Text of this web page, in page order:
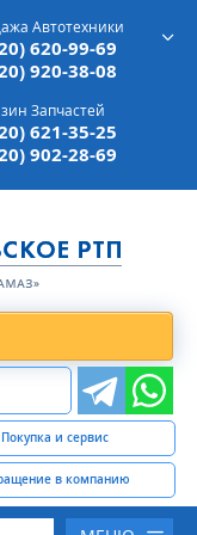
Автотехники
620-99-69
920-38-08
Запчастей
621-35-25
902-28-69
Покупка и сервис
в компанию